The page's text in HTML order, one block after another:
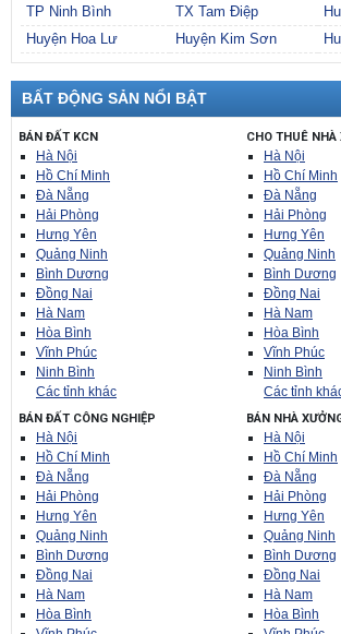
TP Ninh Bình TX Tam Điệp
Huyện Hoa Lư
Huyện Kim Sơn
BẤT ĐỘNG SẢN NỔI BẬT
BÁN ĐẤT KCN
Hà Nội
Hồ Chí Minh
Đà Nẵng
Hải Phòng
Hưng Yên
Quảng Ninh
Bình Dương
Đồng Nai
Hà Nam
Hòa Bình
Vĩnh Phúc
Ninh Bình
Các tỉnh khác
CHO THUÊ NHÀ
Hà Nội
Hồ Chí Minh
Đà Nẵng
Hải Phòng
Hưng Yên
Quảng Ninh
Bình Dương
Đồng Nai
Hà Nam
Hòa Bình
Vĩnh Phúc
Ninh Bình
Các tỉnh
BÁN ĐẤT CÔNG NGHIỆP
Hà Nội
Hồ Chí Minh
Đà Nẵng
Hải Phòng
Hưng Yên
Quảng Ninh
Bình Dương
Đồng Nai
Hà Nam
Hòa Bình
BÁN NHÀ
Hà Nội
Hồ Chí Minh
Đà Nẵng
Hải Phòng
Hưng Yên
Quảng Ninh
Bình Dương
Đồng Nai
Hà Nam
Hòa Bình